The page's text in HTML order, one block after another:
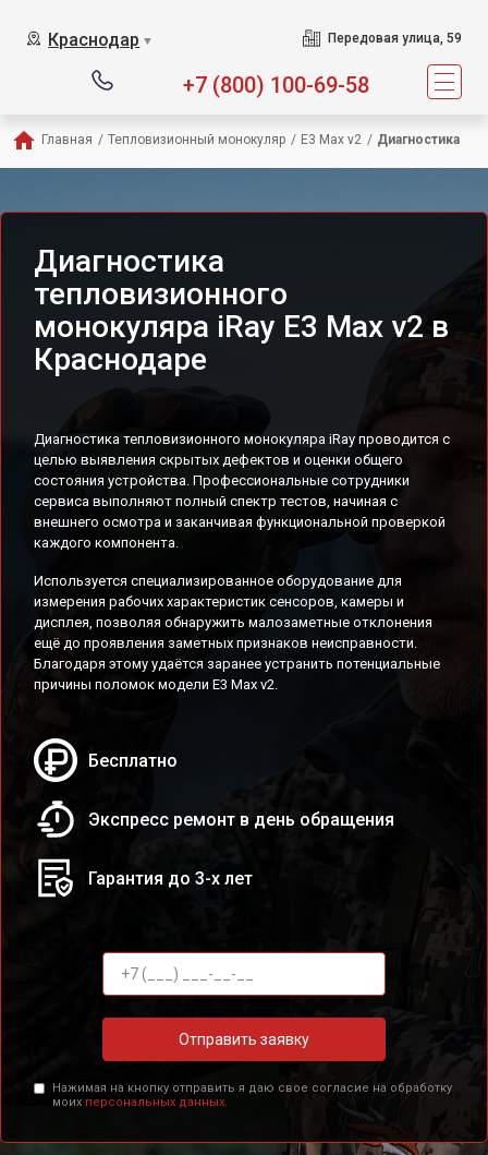
Краснодар ▼ Передовая улица, 59
+7 (800) 100-69-58
Главная / Тепловизионный монокуляр / E3 Max v2 / Диагностика
Диагностика
тепловизионного
монокуляра iRay E3 Max v2 в
Краснодаре
Диагностика тепловизионного монокуляра iRay проводится с
целью выявления скрытых дефектов и оценки общего
состояния устройства. Профессиональные сотрудники
сервиса выполняют полный спектр тестов, начиная с
внешнего осмотра и заканчивая функциональной проверкой
каждого компонента.
Используется специализированное оборудование для
измерения рабочих характеристик сенсоров, камеры и
дисплея, позволяя обнаружить малозаметные отклонения
ещё до проявления заметных признаков неисправности.
Благодаря этому удаётся заранее устранить потенциальные
причины поломок модели E3 Max v2.
Бесплатно
Экспресс ремонт в день обращения
Гарантия до 3-х лет
Отправить заявку
Нажимая на кнопку отправить я даю свое согласие на обработку
моих персональных данных.